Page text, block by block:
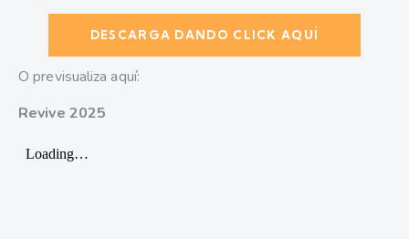
DESCARGA DANDO CLICK AQUÍ
O previsualiza aquí:
Revive 2025